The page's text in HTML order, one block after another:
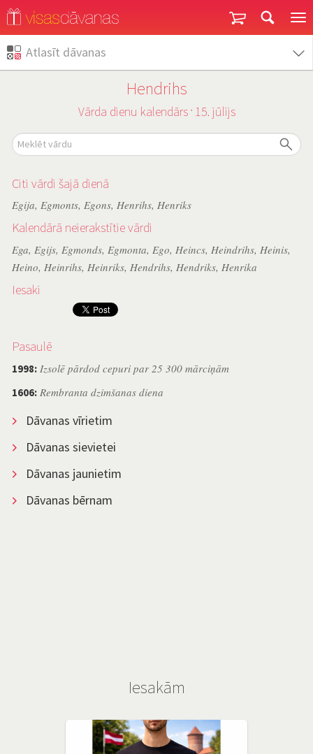
Atlasīt dāvanas
Hendrihs
Vārda dienu kalendārs ˙ 15. jūlijs
Citi vārdi šajā dienā
Egija, Egmonts, Egons, Henrihs, Henriks
Kalendārā neierakstītie vārdi
Ega, Egijs, Egmonds, Egmonta, Ego, Heincs, Heindrihs, Heinis,
Heino, Heinrihs, Heinriks, Hendrihs, Hendriks, Henrika
Iesaki
Pasaulē
1998: Izsolē pārdod cepuri par 25 300 mārciņām
1606: Rembranta dzimšanas diena
Dāvanas vīrietim
Dāvanas sievietei
Dāvanas jaunietim
Dāvanas bērnam
Iesakām